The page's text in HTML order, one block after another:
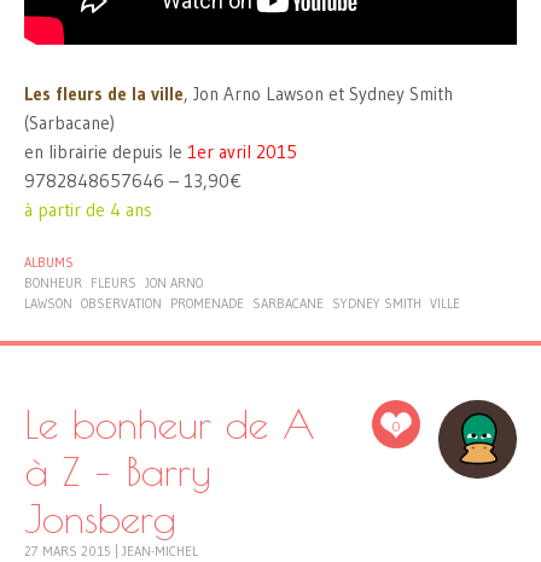
Les fleurs de la ville, Jon Arno Lawson et Sydney Smith
(Sarbacane)
en librairie depuis le 1er avril 2015
9782848657646 – 13,90€
à partir de 4 ans
ALBUMS
BONHEUR
FLEURS JON ARNO
LAWSON OBSERVATION PROMENADE SARBACANE SYDNEY SMITH VILLE
0
Le bonheur de A
à Z – Barry
Jonsberg
27 MARS 2015 JEAN-MICHEL